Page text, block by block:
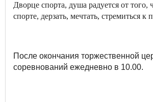
Дворце спорта, душа радуется от
спорте, дерзать, мечтать, стремиться
После окончания торжественной
соревнований ежедневно в 10.00.